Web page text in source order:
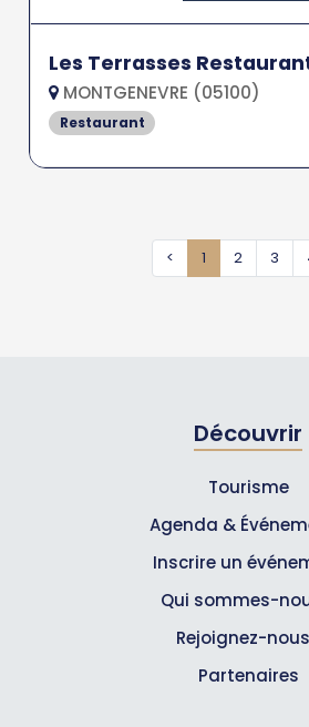
Les Terrasses
MONTGENEVRE (05100)
Restaurant
< 1 2 3
Découvrir
Tourisme
Agenda &
Inscrire un
Qui sommes-
Rejoignez-
Partenaires